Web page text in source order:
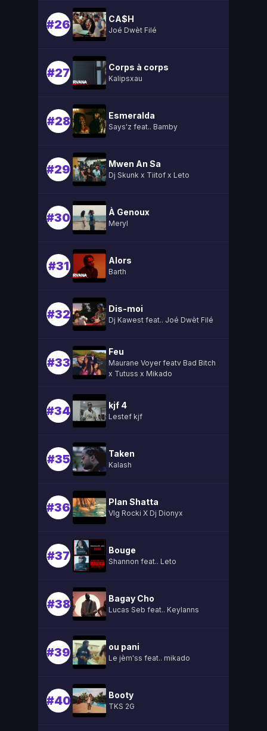
#26 CA$H
Joé Dwèt Filé
#27 Corps à corps
Kalipsxau
#28 Esmeralda
Says'z feat.. Bamby
#29 Mwen An Sa
Dj Skunk x Tiitof x Leto
#30 À Genoux
Meryl
#31 Alors
Barth
#32 Dis-moi
Dj Kawest feat.. Joé Dwèt Filé
#33
Feu
Maurane Voyer featv Bad Bitch
x Tutuss x Mikado
#34 kjf 4
Lestef kjf
#35 Taken
Kalash
#36 Plan Shatta
Vlg Rocki X Dj Dionyx
#37 Bouge
Shannon feat.. Leto
#38 Bagay Cho
Lucas Seb feat.. Keylanns
#39 ou pani
Le jèm'ss feat.. mikado
#40 Booty
TKS 2G